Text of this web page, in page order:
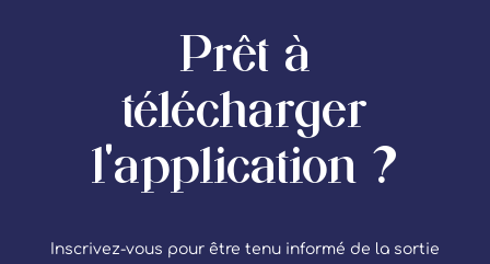
Prêt à
télécharger
l'application ?
Inscrivez-vous pour être tenu informé de la sortie